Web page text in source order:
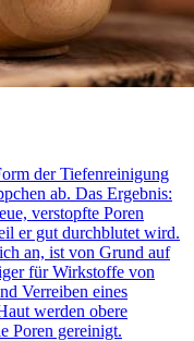
der Tiefenreinigung
ab. Das Ergebnis:
verstopfte Poren
er gut durchblutet wird.
an, ist von Grund auf
für Wirkstoffe von
Verreiben eines
werden obere
Poren gereinigt.